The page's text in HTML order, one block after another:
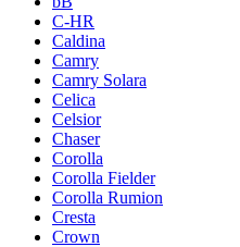
C-HR
Caldina
Camry
Camry Solara
Celica
Celsior
Chaser
Corolla
Corolla Fielder
Corolla Rumion
Cresta
Crown